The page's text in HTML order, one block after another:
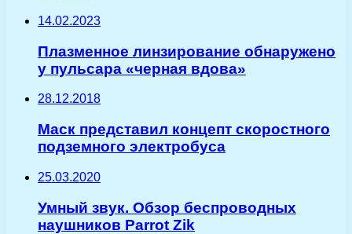
14.02.2023
Плазменное линзирование обнаружено
у пульсара «черная вдова»
28.12.2018
Маск представил концепт скоростного
подземного электробуса
25.03.2020
Умный звук. Обзор беспроводных
наушников Parrot Zik